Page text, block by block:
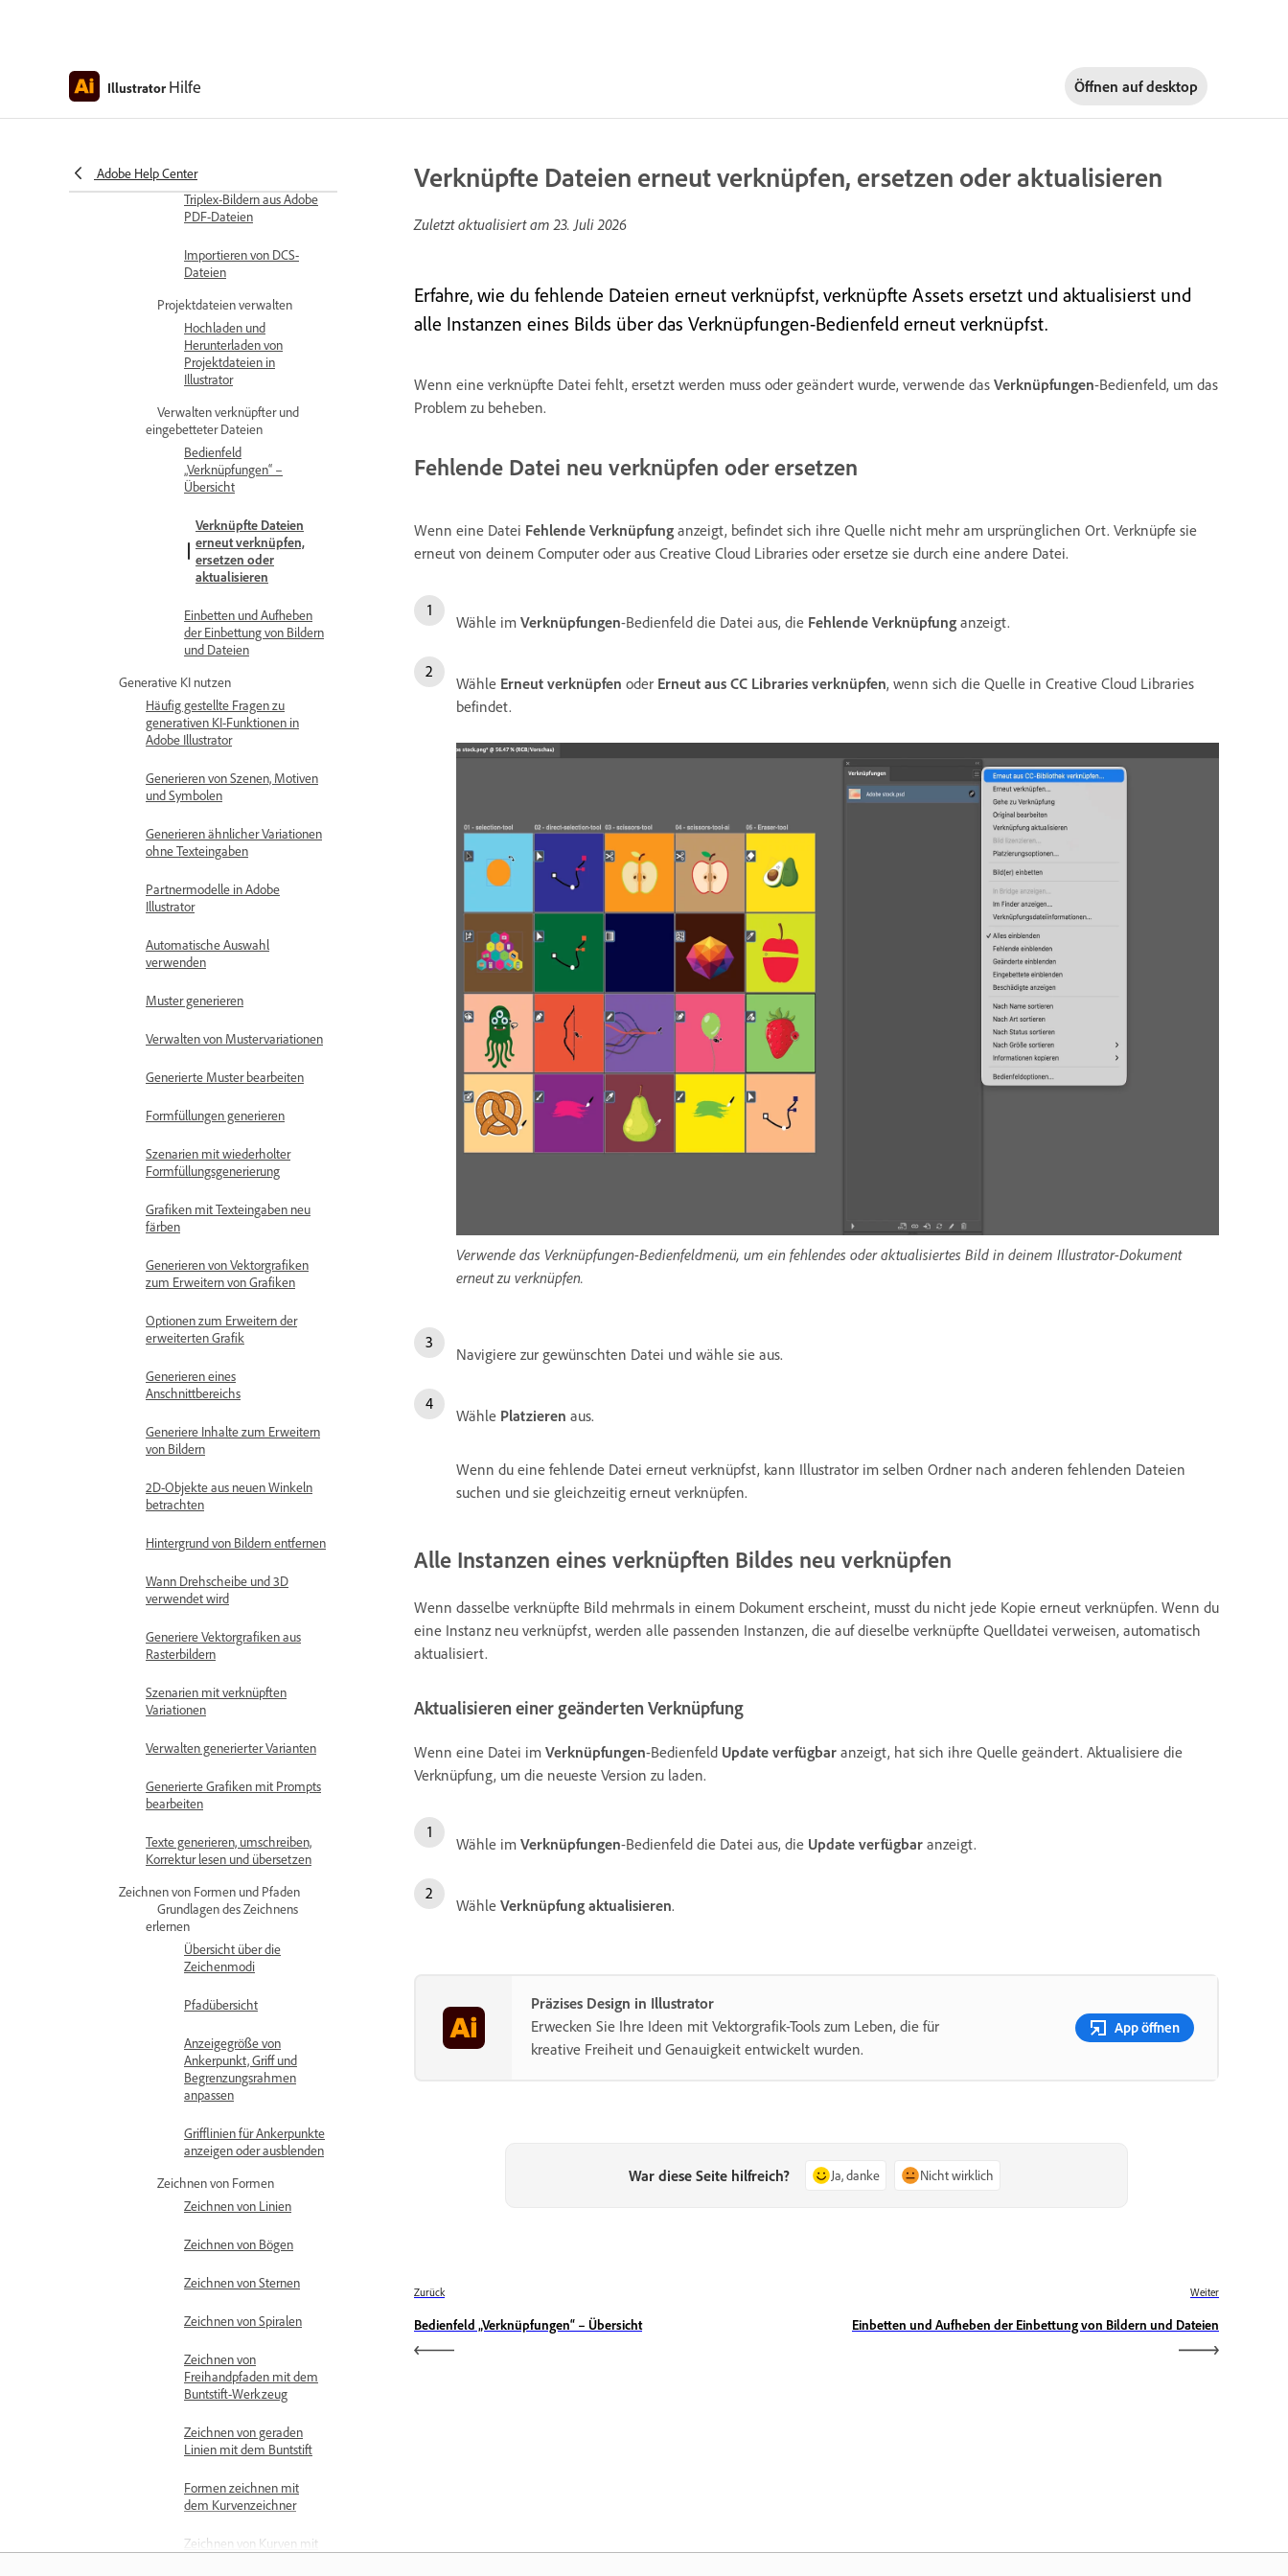
Illustrator Hilfe Öffnen aufdesktop
Adobe Help Center
Importieren von AutoCAD-
sowie von Duplex- und
Triplex-Bildern aus Adobe
PDF-Dateien
Importieren von DCS-
Dateien
Projektdateien verwalten
Hochladen und
Herunterladen von
Projektdateien in
Illustrator
Verwalten verknüpfter und
eingebetteter Dateien
Bedienfeld
„Verknüpfungen“ –
Übersicht
Verknüpfte Dateien
erneut verknüpfen,
ersetzen oder
aktualisieren
Einbetten und Aufheben
der Einbettung von Bildern
und Dateien
Generative KI nutzen
Häufig gestellte Fragen zu
generativen KI-Funktionen in
Adobe Illustrator
Generieren von Szenen, Motiven
und Symbolen
Generieren ähnlicher Variationen
ohne Texteingaben
Partnermodelle in Adobe
Illustrator
Automatische Auswahl
verwenden
Muster generieren
Verwalten von Mustervariationen
Generierte Muster bearbeiten
Formfüllungen generieren
Szenarien mit wiederholter
Formfüllungsgenerierung
Grafiken mit Texteingaben neu
färben
Generieren von Vektorgrafiken
zum Erweitern von Grafiken
Optionen zum Erweitern der
erweiterten Grafik
Generieren eines
Anschnittbereichs
Generiere Inhalte zum Erweitern
von Bildern
2D-Objekte aus neuen Winkeln
betrachten
Hintergrund von Bildern entfernen
Wann Drehscheibe und 3D
verwendet wird
Generiere Vektorgrafiken aus
Rasterbildern
Szenarien mit verknüpften
Variationen
Verwalten generierter Varianten
Generierte Grafiken mit Prompts
bearbeiten
Texte generieren, umschreiben,
Korrektur lesen und übersetzen
Zeichnen von Formen und Pfaden
Grundlagen des Zeichnens
erlernen
Übersicht über die
Zeichenmodi
Pfadübersicht
Anzeigegröße von
Ankerpunkt, Griff und
Begrenzungsrahmen
anpassen
Grifflinien für Ankerpunkte
anzeigen oder ausblenden
Zeichnen von Formen
Zeichnen von Linien
Zeichnen von Bögen
Zeichnen von Sternen
Zeichnen von Spiralen
Zeichnen von
Freihandpfaden mit dem
Buntstift-Werkzeug
Zeichnen von geraden
Linien mit dem Buntstift
Formen zeichnen mit
dem Kurvenzeichner
Zeichnen von Kurven mit
Verknüpfte Dateien erneut verknüpfen, ersetzen oder aktualisieren
Zuletzt aktualisiert am23. Juli 2026
Erfahre, wie du fehlende Dateien erneut verknüpfst, verknüpfte Assets ersetzt und aktualisierst und
alle Instanzen eines Bilds über das Verknüpfungen-Bedienfeld erneut verknüpfst.
Wenn eine verknüpfte Datei fehlt, ersetzt werden muss oder geändert wurde, verwende das Verknüpfungen-Bedienfeld, um das
Problem zu beheben.
Fehlende Datei neu verknüpfen oder ersetzen
Wenn eine Datei Fehlende Verknüpfung anzeigt, befindet sich ihre Quelle nicht mehr am ursprünglichen Ort. Verknüpfe sie
erneut von deinem Computer oder aus Creative Cloud Libraries oder ersetze sie durch eine andere Datei.
Wähle im Verknüpfungen-Bedienfeld die Datei aus, die Fehlende Verknüpfung anzeigt.
Wähle Erneut verknüpfen oder Erneut aus CC Libraries verknüpfen, wenn sich die Quelle in Creative Cloud Libraries
befindet.
Verwende das Verknüpfungen-Bedienfeldmenü, um ein fehlendes oder aktualisiertes Bild in deinem Illustrator-Dokument
erneut zu verknüpfen.
Navigiere zur gewünschten Datei und wähle sie aus.
Wähle Platzieren aus.
Wenn du eine fehlende Datei erneut verknüpfst, kann Illustrator im selben Ordner nach anderen fehlenden Dateien
suchen und sie gleichzeitig erneut verknüpfen.
Alle Instanzen eines verknüpften Bildes neu verknüpfen
Wenn dasselbe verknüpfte Bild mehrmals in einem Dokument erscheint, musst du nicht jede Kopie erneut verknüpfen. Wenn du
eine Instanz neu verknüpfst, werden alle passenden Instanzen, die auf dieselbe verknüpfte Quelldatei verweisen, automatisch
aktualisiert.
Aktualisieren einer geänderten Verknüpfung
Wenn eine Datei im Verknüpfungen-Bedienfeld Update verfügbar anzeigt, hat sich ihre Quelle geändert. Aktualisiere die
Verknüpfung, um die neueste Version zu laden.
Wähle im Verknüpfungen-Bedienfeld die Datei aus, die Update verfügbar anzeigt.
Wähle Verknüpfung aktualisieren.
Präzises Design in Illustrator
Erwecken Sie Ihre Ideen mit Vektorgrafik-Tools zum Leben, die für
kreative Freiheit und Genauigkeit entwickelt wurden.
App öffnen
War diese Seite hilfreich? Ja, danke Nicht wirklich
Zurück
Bedienfeld „Verknüpfungen“ – Übersicht
Weiter
Einbetten und Aufheben der Einbettung von Bildern und Dateien